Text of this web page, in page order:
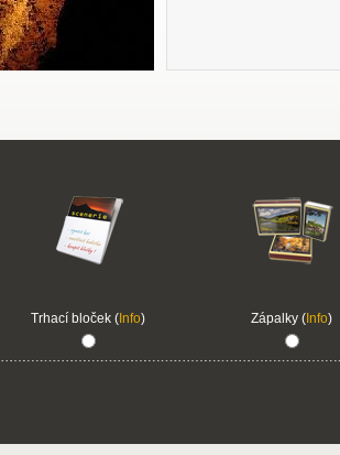
Trhací bloček ( Info) Zápalky ( Info)